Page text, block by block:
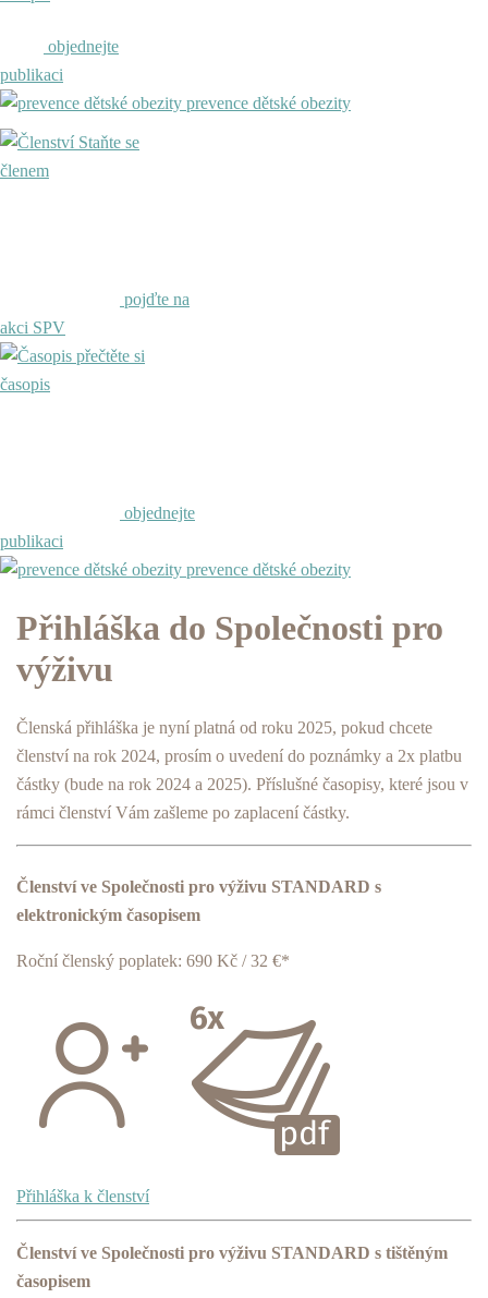
objednejte
publikaci
prevence dětské obezity
Staňte se
členem
pojďte na
akci SPV
přečtěte si
časopis
objednejte
publikaci
prevence dětské obezity
Přihláška do Společnosti pro
výživu
Členská přihláška je nyní platná od roku 2025, pokud chcete
členství na rok 2024, prosím o uvedení do poznámky a 2x platbu
částky (bude na rok 2024 a 2025). Příslušné časopisy, které jsou v
rámci členství Vám zašleme po zaplacení částky.
Členství ve Společnosti pro výživu STANDARD s
elektronickým časopisem
Roční členský poplatek: 690 Kč / 32 €*
Přihláška k členství
Členství ve Společnosti pro výživu STANDARD s tištěným
časopisem